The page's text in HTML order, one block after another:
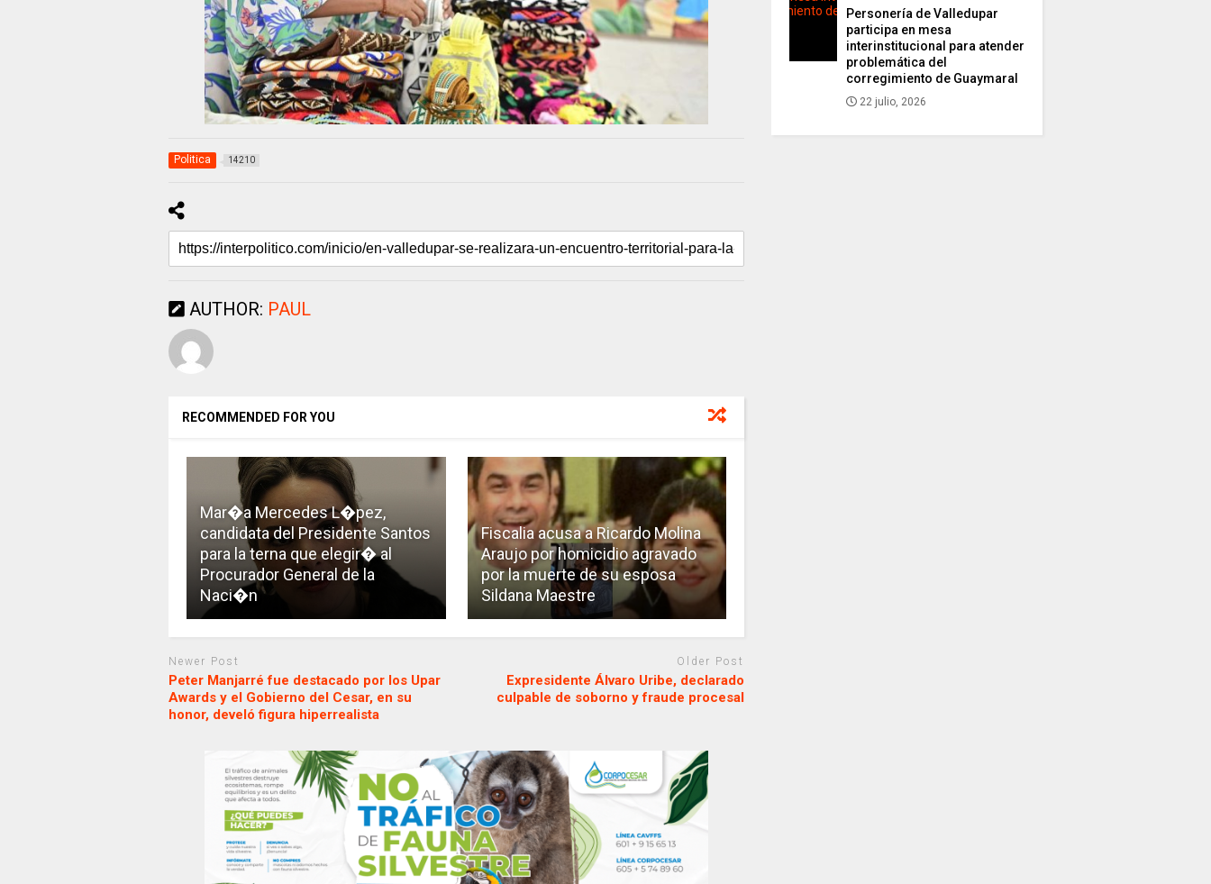
Politica 14210
AUTHOR: PAUL
RECOMMENDED FOR YOU
Mar�a Mercedes L�pez,
candidata del Presidente Santos
para la terna que elegir� al
Procurador General de la
Naci�n
Fiscalia acusa a Ricardo Molina
Araujo por homicidio agravado
por la muerte de su esposa
Sildana Maestre
Newer Post
Peter Manjarré fue destacado por los Upar
Awards y el Gobierno del Cesar, en su
honor, develó figura hiperrealista
Older Post
Expresidente Álvaro Uribe, declarado
culpable de soborno y fraude procesal
Personería de Valledupar
participa en mesa
interinstitucional para atender
problemática del
corregimiento de Guaymaral
22 julio, 2026